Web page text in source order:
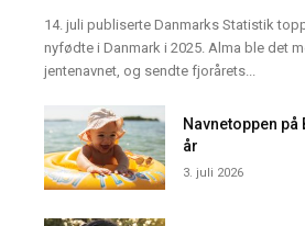
14. juli publiserte Danmarks Statistik
nyfødte i Danmark i 2025. Alma ble det
jentenavnet, og sendte fjorårets...
Navnetoppen på
år
3. juli 2026